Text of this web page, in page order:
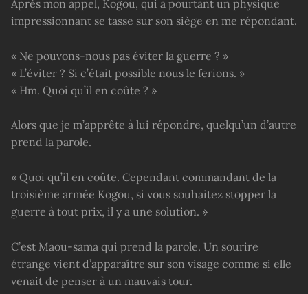
Après mon appel, Kogou, qui a pourtant un physique
impressionnant se tasse sur son siège en me répondant.
« Ne pouvons-nous pas éviter la guerre ? »
« L’éviter ? Si c’était possible nous le ferions. »
« Hm. Quoi qu’il en coûte ? »
Alors que je m’apprête à lui répondre, quelqu’un d’autre
prend la parole.
« Quoi qu’il en coûte. Cependant commandant de la
troisième armée Kogou, si vous souhaitez stopper la
guerre à tout prix, il y a une solution. »
C’est Maou-sama qui prend la parole. Un sourire
étrange vient d’apparaître sur son visage comme si elle
venait de penser à un mauvais tour.